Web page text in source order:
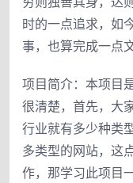
时的一点追求，如
事，也算完成一点
项目简介：本项目
很清楚，首先，大
行业就有多少种类
多类型的网站，这
作，那学习此项目